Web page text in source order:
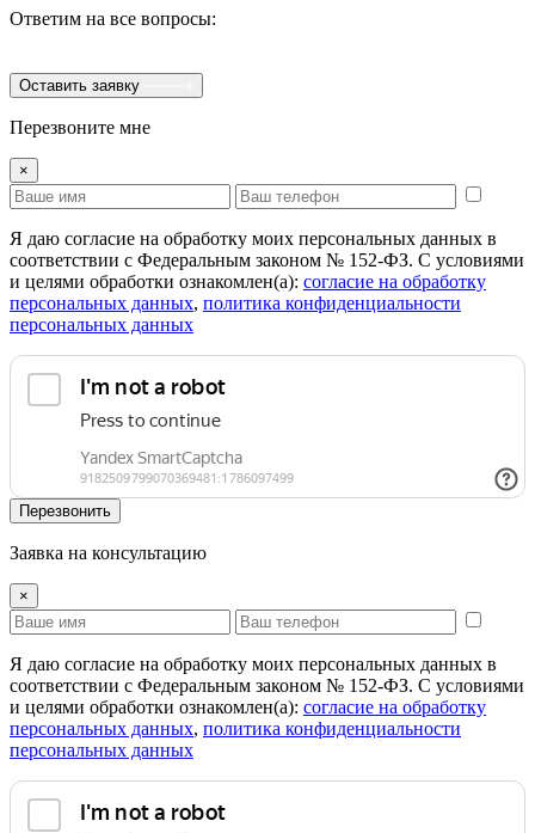
Ответим на все вопросы:
Оставить заявку
Перезвоните мне
×
Я даю согласие на обработку моих персональных данных в
соответствии с Федеральным законом № 152-ФЗ. С условиями
и целями обработки ознакомлен(а): cогласие на обработку
персональных данных, политика конфиденциальности
персональных данных
Перезвонить
Заявка на консультацию
×
Я даю согласие на обработку моих персональных данных в
соответствии с Федеральным законом № 152-ФЗ. С условиями
и целями обработки ознакомлен(а): cогласие на обработку
персональных данных, политика конфиденциальности
персональных данных